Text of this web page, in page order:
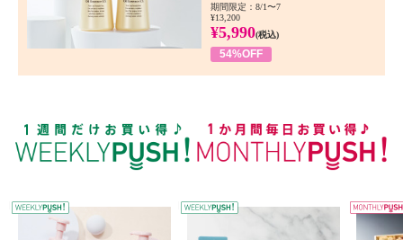
期間限定：8/1〜7
¥13,200
¥5,990(税込)
54%OFF
WEEKLY PUSH